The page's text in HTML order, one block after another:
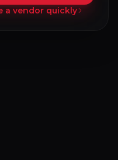
a vendor quickly